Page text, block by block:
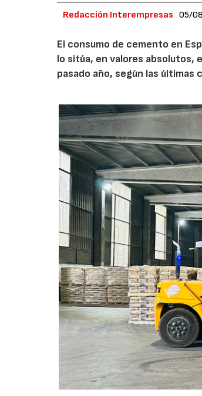
Redacción Interempresas 05/
El consumo de cemento en
lo sitúa, en valores absolutos,
pasado año, según las